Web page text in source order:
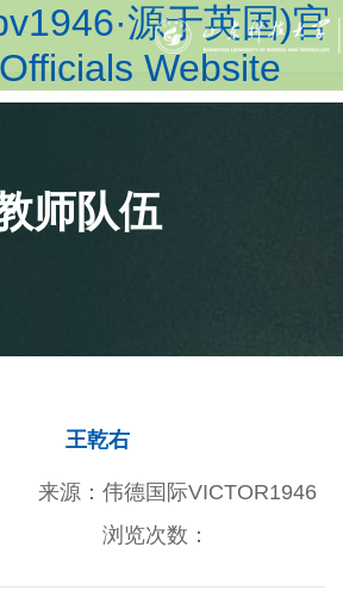
源于英国)官
Website
师队伍
王乾右
来源：伟德国际VICTOR1946
浏览次数：